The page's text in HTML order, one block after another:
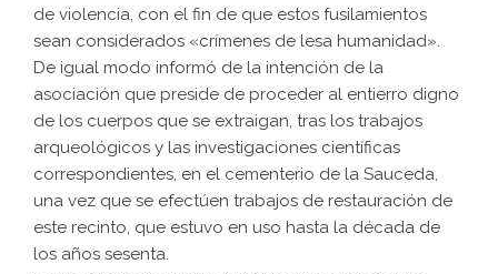
de violencia, con el fin de que estos fusilamientos
sean considerados «crímenes de lesa humanidad».
De igual modo informó de la intención de la
asociación que preside de proceder al entierro digno
de los cuerpos que se extraigan, tras los trabajos
arqueológicos y las investigaciones científicas
correspondientes, en el cementerio de la Sauceda,
una vez que se efectúen trabajos de restauración de
este recinto, que estuvo en uso hasta la década de
los años sesenta.